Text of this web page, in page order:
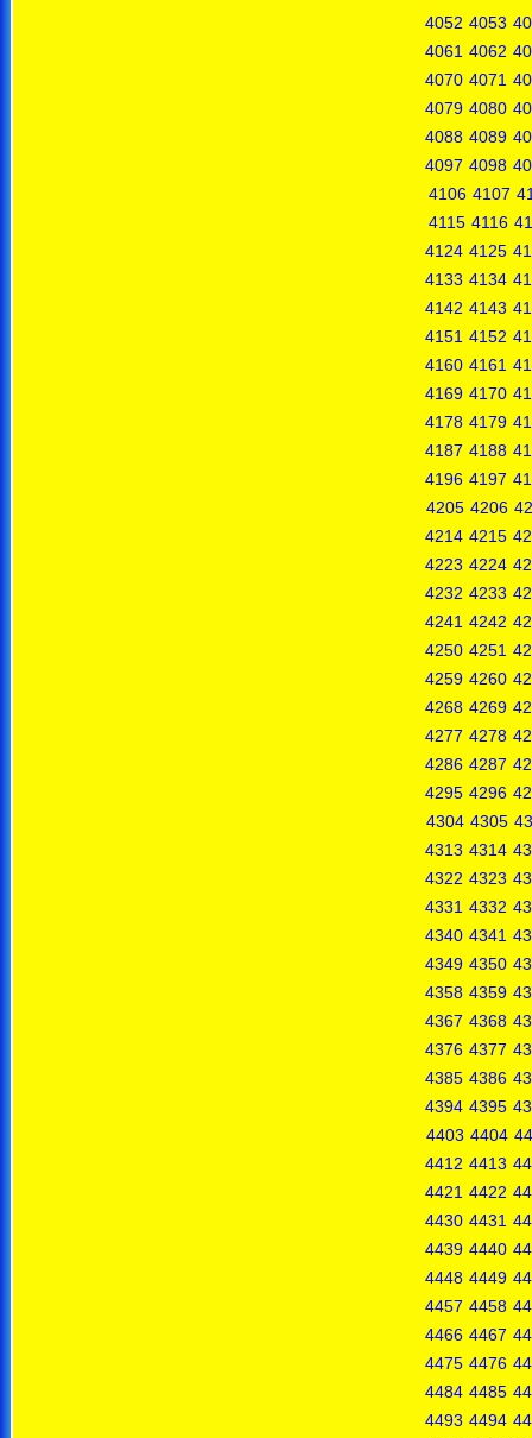
4052 4053
4061 4062
4070 4071
4079 4080
4088 4089
4097 4098
4106 4107
4115 4116
4124 4125
4133 4134
4142 4143
4151 4152
4160 4161
4169 4170
4178 4179
4187 4188
4196 4197
4205 4206
4214 4215
4223 4224
4232 4233
4241 4242
4250 4251
4259 4260
4268 4269
4277 4278
4286 4287
4295 4296
4304 4305
4313 4314
4322 4323
4331 4332
4340 4341
4349 4350
4358 4359
4367 4368
4376 4377
4385 4386
4394 4395
4403 4404
4412 4413
4421 4422
4430 4431
4439 4440
4448 4449
4457 4458
4466 4467
4475 4476
4484 4485
4493 4494